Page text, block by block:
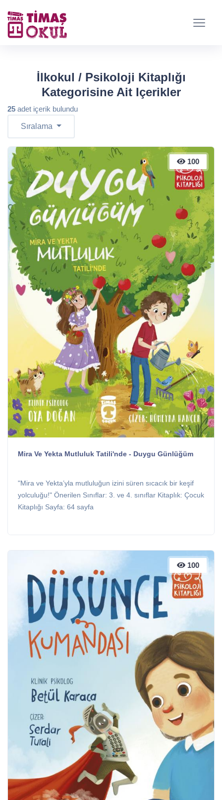
İlkokul / Psikoloji Kitaplığı
Kategorisine Ait Içerikler
25 adet içerik bulundu
Sıralama
100
100
Mira Ve Yekta Mutluluk Tatili'nde - Duygu Günlüğüm
"Mira ve Yekta’yla mutluluğun izini süren sıcacık bir keşif
yolculuğu!" Önerilen Sınıflar: 3. ve 4. sınıflar Kitaplık: Çocuk
Kitaplığı Sayfa: 64 sayfa
100
100